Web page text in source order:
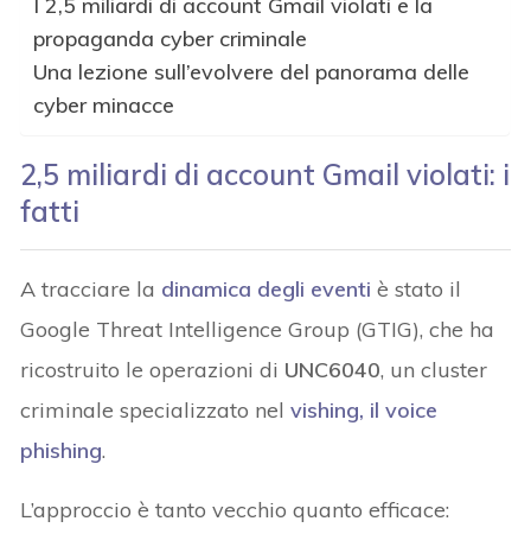
propaganda cyber criminale
Una lezione sull’evolvere del panorama delle
cyber minacce
2,5 miliardi di account Gmail violati: i
fatti
A tracciare la dinamica degli eventi è stato il
Google Threat Intelligence Group (GTIG), che ha
ricostruito le operazioni di UNC6040, un cluster
criminale specializzato nelvishing, il voice
phishing.
L’approccio è tanto vecchio quanto efficace: